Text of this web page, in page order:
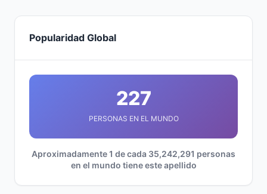
Popularidad Global
227
PERSONAS EN EL MUNDO
Aproximadamente 1 de cada 35,242,291 personas
en el mundo tiene este apellido